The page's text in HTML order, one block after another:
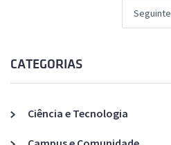
Seguinte
CATEGORIAS
Ciência e Tecnologia